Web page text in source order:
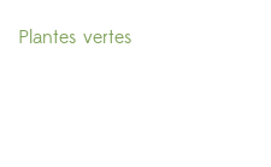
Plantes vertes